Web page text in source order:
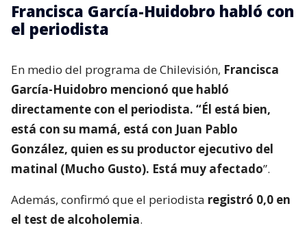
Francisca García-Huidobro habló con
el periodista
En medio del programa de Chilevisión, Francisca
García-Huidobro mencionó que habló
directamente con el periodista. “Él está bien,
está con su mamá, está con Juan Pablo
González, quien es su productor ejecutivo del
matinal (Mucho Gusto). Está muy afectado”.
Además, confirmó que el periodista registró 0,0 en
el test de alcoholemia.